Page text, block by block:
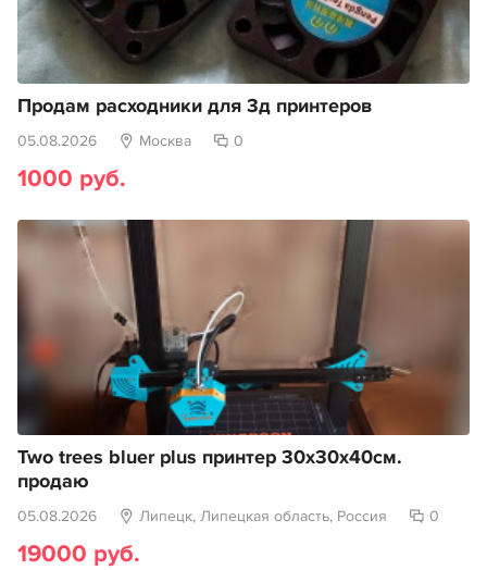
Продам расходники для 3д принтеров
05.08.2026 Москва 0
1000 руб.
Two trees bluer plus принтер 30х30х40см.
продаю
05.08.2026 Липецк, Липецкая область, Россия 0
19000 руб.